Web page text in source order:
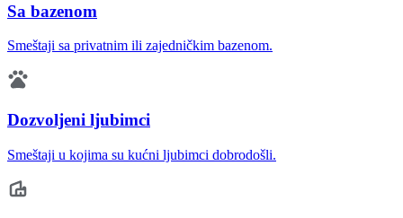
Sa bazenom
Smeštaji sa privatnim ili zajedničkim bazenom.
Dozvoljeni ljubimci
Smeštaji u kojima su kućni ljubimci dobrodošli.